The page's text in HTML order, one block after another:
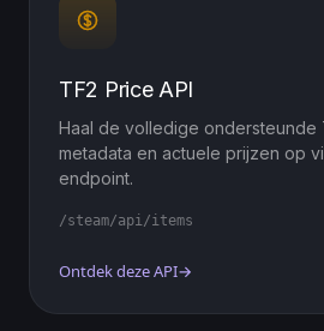
TF2 Price API
Haal de volledige ondersteunde
metadata en actuele prijzen op
endpoint.
/steam/api/items
Ontdek deze API→